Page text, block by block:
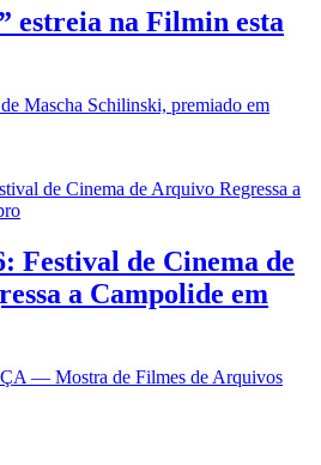
estreia na Filmin esta
Mascha Schilinski, premiado em
Festival de Cinema de
a Campolide em
— Mostra de Filmes de Arquivos